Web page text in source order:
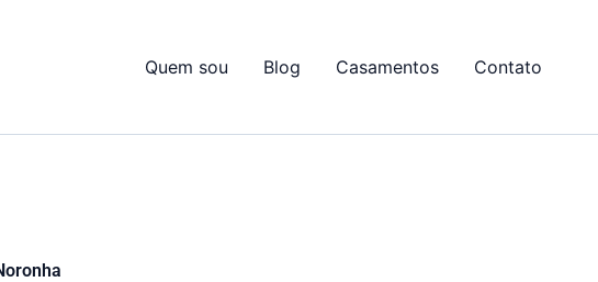
Quem sou Blog Casamentos Contato